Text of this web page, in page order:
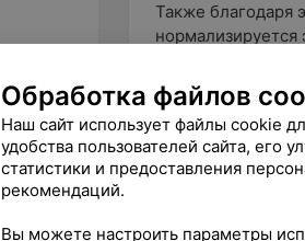
Также благодаря
нормализируется
системы,
подушки надет
Другие
Обработка файлов
Наш сайт использует файлы cookie
удобства пользователей сайта, его
статистики и предоставления
рекомендаций.
Вы можете настроить параметры